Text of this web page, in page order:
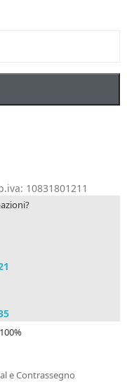
10831801211
e Contrassegno